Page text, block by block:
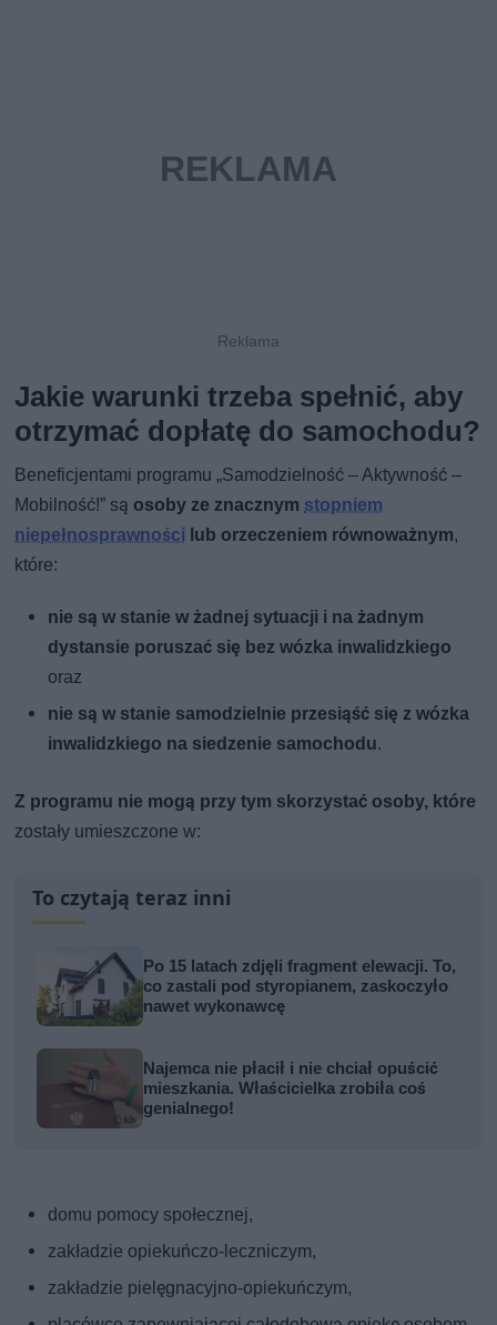
Jakie warunki trzeba spełnić, aby
otrzymać dopłatę do samochodu?
Beneficjentami programu „Samodzielność – Aktywność –
Mobilność!” są osoby ze znacznym stopniem
niepełnosprawności lub orzeczeniem równoważnym,
które:
nie są w stanie w żadnej sytuacji i na żadnym
dystansie poruszać się bez wózka inwalidzkiego
oraz
nie są w stanie samodzielnie przesiąść się z wózka
inwalidzkiego na siedzenie samochodu.
Z programu nie mogą przy tym skorzystać osoby, które
zostały umieszczone w:
To czytają teraz inni
Po 15 latach zdjęli fragment elewacji. To,
co zastali pod styropianem, zaskoczyło
nawet wykonawcę
Najemca nie płacił i nie chciał opuścić
mieszkania. Właścicielka zrobiła coś
genialnego!
domu pomocy społecznej,
zakładzie opiekuńczo-leczniczym,
zakładzie pielęgnacyjno-opiekuńczym,